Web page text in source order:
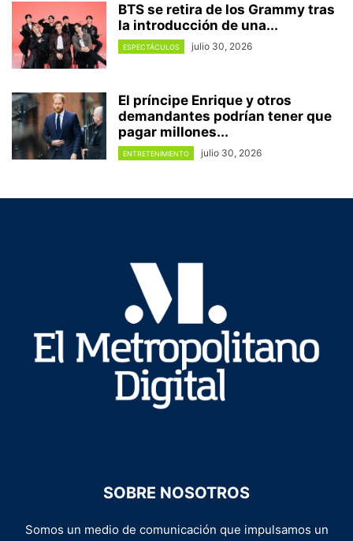
BTS se retira de los Grammy tras
la introducción de una...
ESPECTÁCULOS julio 30, 2026
El príncipe Enrique y otros
demandantes podrían tener que
pagar millones...
ENTRETENIMIENTO julio 30, 2026
SOBRE NOSOTROS
Somos un medio de comunicación que impulsamos un